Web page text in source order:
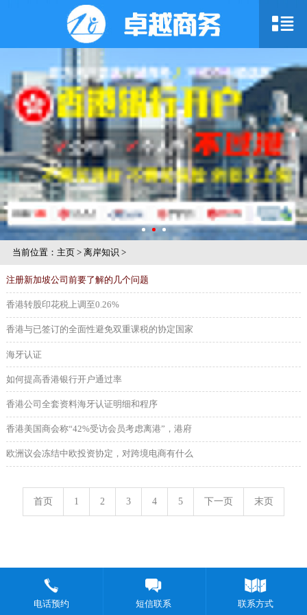
当前位置： 主页> 离岸知识 >
注册新加坡公司前要了解的几个问题
香港转股印花税上调至0.26%
香港与已签订的全面性避免双重课税的协定国家
海牙认证
如何提高香港银行开户通过率
香港公司全套资料海牙认证明细和程序
香港美国商会称“42%受访会员考虑离港”，港府
欧洲议会冻结中欧投资协定，对跨境电商有什么
首页 1 2 3 4 5 下一页 末页
电话预约 短信联系 联系方式